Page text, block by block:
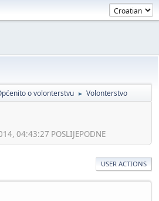
o volonterstvu ► Volonterstvo
04:43:27 POSLIJEPODNE
USER ACTIONS